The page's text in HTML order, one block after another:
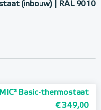
(inbouw) | RAL 9010
Basic-thermostaat
€ 349,00